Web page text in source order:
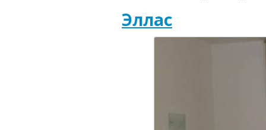
Эллас